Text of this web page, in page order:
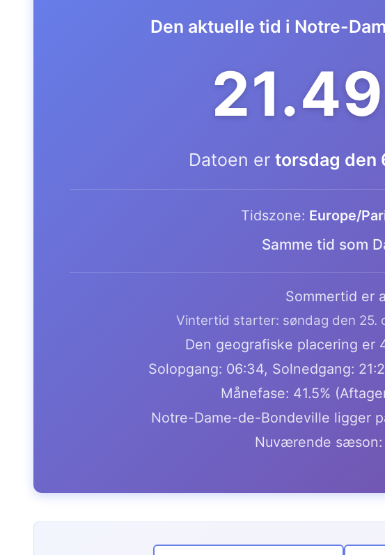
Den aktuelle tid i Notre-
Datoen er torsdag den
Tidszone: Europe/
Samme tid som
Sommertid er
Vintertid starter: søndag den 25.
Den geografiske placering er
Solopgang: 06:34, Solnedgang:
Månefase: 41.5%
Notre-Dame-de-Bondeville ligger
Nuværende sæson: